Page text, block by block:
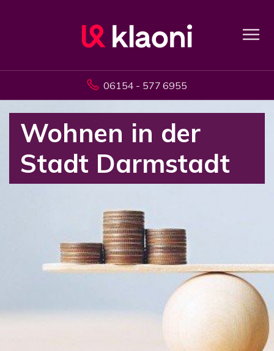
06154 - 577 6955
Wohnen in der
Stadt Darmstadt